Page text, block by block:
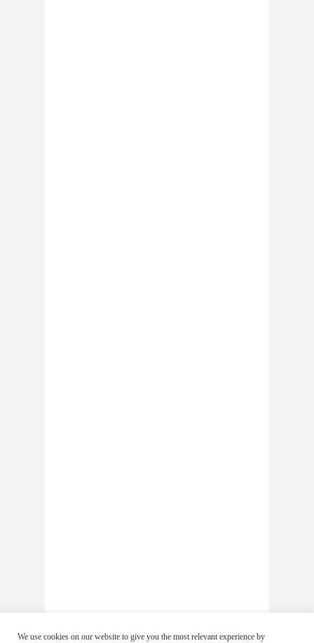
We use cookies on our website to give you the most relevant experience by